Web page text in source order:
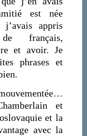
est née
j’avais appris
français,
et avoir. Je
phrases et
et
et la
avec la